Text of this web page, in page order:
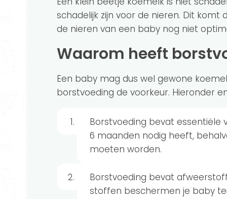
schadelijk zijn voor de nieren. Dit
de nieren van een baby nog niet
Waarom heeft
Een baby mag dus wel gewone
borstvoeding de voorkeur. Hieronder
Borstvoeding bevat essentiële
6 maanden nodig heeft,
moeten worden.
Borstvoeding bevat
stoffen beschermen je baby